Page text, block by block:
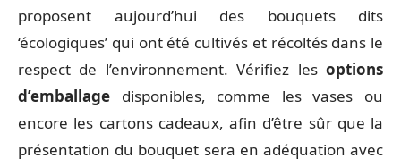
proposent aujourd’hui des bouquets dits
‘écologiques’ qui ont été cultivés et récoltés dans le
respect de l’environnement. Vérifiez les options
d’emballage disponibles, comme les vases ou
encore les cartons cadeaux, afin d’être sûr que la
présentation du bouquet sera en adéquation avec